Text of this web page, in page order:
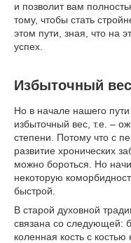
и позволит вам
тому, чтобы стать
этом пути, зная, что на
успех.
Избыточный вес
Но в начале нашего
избыточный вес, т.е. –
степени. Потому что с
развитие хронических
можно бороться. Но
некоторую
быстрой.
В старой духовной
связана со следующей:
коленная кость с